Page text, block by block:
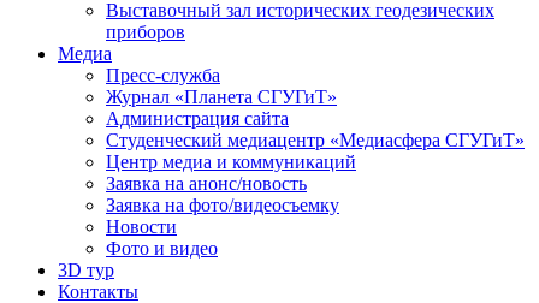
Выставочный зал исторических геодезических
приборов
Медиа
Пресс-служба
Журнал «Планета СГУГиТ»
Администрация сайта
Студенческий медиацентр «Медиасфера СГУГиТ»
Центр медиа и коммуникаций
Заявка на анонс/новость
Заявка на фото/видеосъемку
Новости
Фото и видео
3D тур
Контакты